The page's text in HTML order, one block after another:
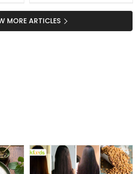
اتنا
کون
نادیہ جمیل سے رضوانہ نے
کیا فرمائش کی کہ وہ
MORE ARTICLES